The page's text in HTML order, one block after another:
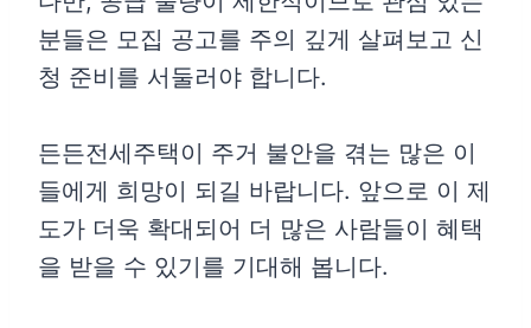
분들은 모집 공고를 주의 깊게 살펴보고 신
청 준비를 서둘러야 합니다.
든든전세주택이 주거 불안을 겪는 많은 이
들에게 희망이 되길 바랍니다. 앞으로 이 제
도가 더욱 확대되어 더 많은 사람들이 혜택
을 받을 수 있기를 기대해 봅니다.